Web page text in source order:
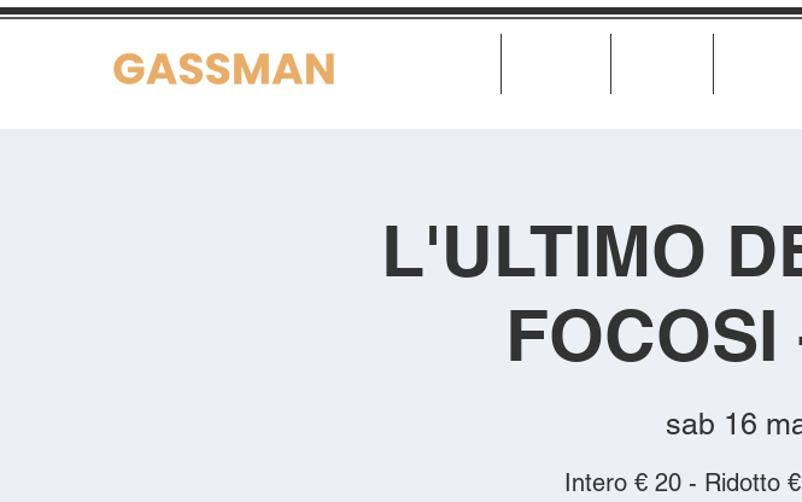
L'ULTIMO
FOCOSI
sab 16
Intero € 20 - Ridotto